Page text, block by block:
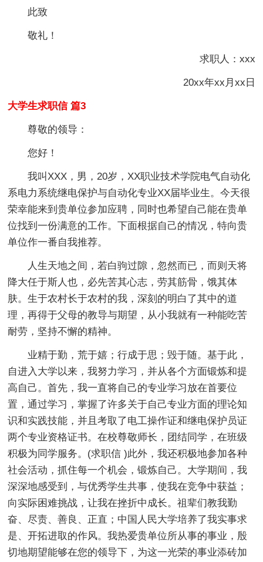
此致
敬礼！
求职人：xxx
20xx年xx月xx日
大学生求职信 篇3
尊敬的领导：
您好！
我叫XXX，男，20岁，XX职业技术学院电气自动化
系电力系统继电保护与自动化专业XX届毕业生。今天很
荣幸能来到贵单位参加应聘，同时也希望自己能在贵单
位找到一份满意的工作。下面根据自己的情况，特向贵
单位作一番自我推荐。
人生天地之间，若白驹过隙，忽然而已，而则天将
降大任于斯人也，必先苦其心志，劳其筋骨，饿其体
肤。生于农村长于农村的我，深刻的明白了其中的道
理，再得于父母的教导与期望，从小我就有一种能吃苦
耐劳，坚持不懈的精神。
业精于勤，荒于嬉；行成于思；毁于随。基于此，
自进入大学以来，我努力学习，并从各个方面锻炼和提
高自己。首先，我一直将自己的专业学习放在首要位
置，通过学习，掌握了许多关于自己专业方面的理论知
识和实践技能，并且考取了电工操作证和继电保护员证
两个专业资格证书。在校尊敬师长，团结同学，在班级
积极为同学服务。(求职信 )此外，我还积极地参加各种
社会活动，抓住每一个机会，锻炼自己。大学期间，我
深深地感受到，与优秀学生共事，使我在竞争中获益；
向实际困难挑战，让我在挫折中成长。祖辈们教我勤
奋、尽责、善良、正直；中国人民大学培养了我实事求
是、开拓进取的作风。我热爱贵单位所从事的事业，殷
切地期望能够在您的领导下，为这一光荣的事业添砖加